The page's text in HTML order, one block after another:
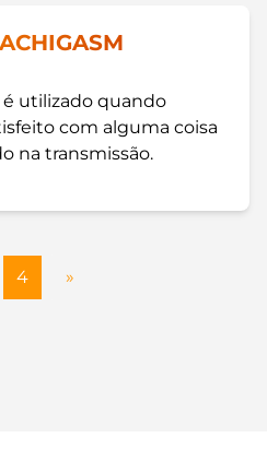
utilizado quando
com alguma coisa
na transmissão.
4 »